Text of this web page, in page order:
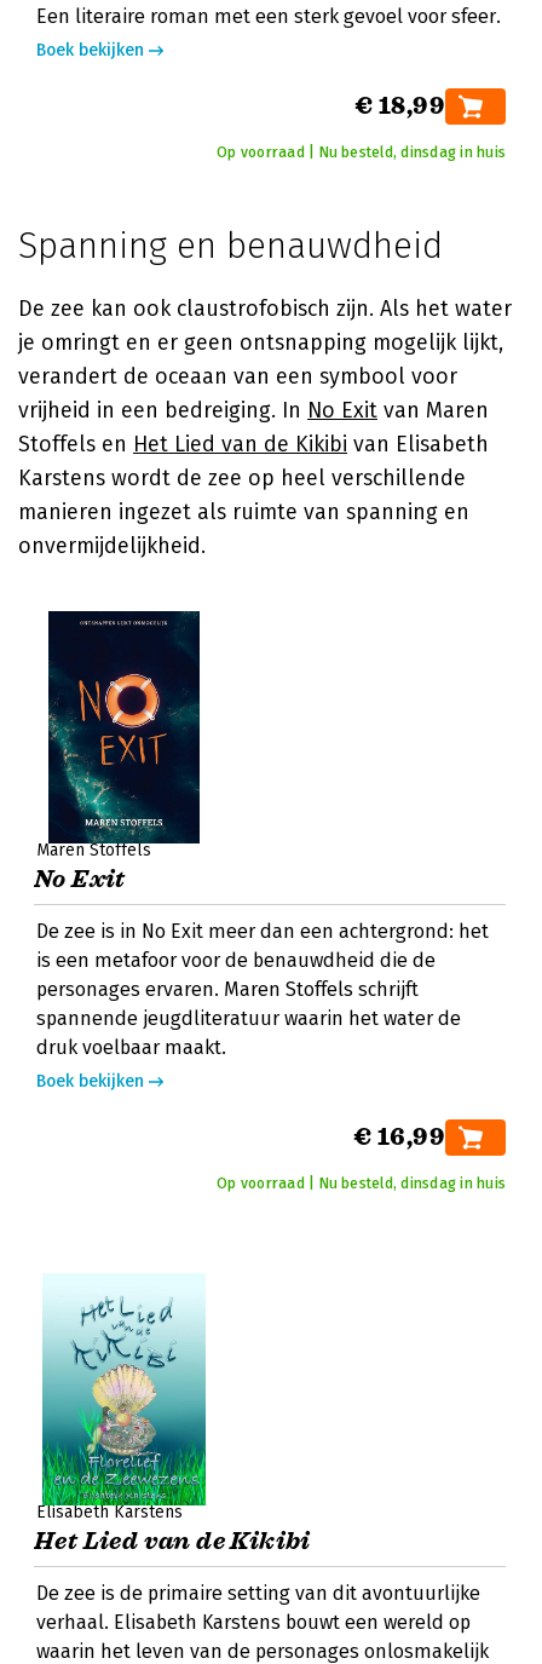
Een literaire roman met een sterk gevoel voor sfeer.
Boek bekijken
€ 18,99
Op voorraad | Nu besteld, dinsdag in huis
Spanning en benauwdheid
De zee kan ook claustrofobisch zijn. Als het water
je omringt en er geen ontsnapping mogelijk lijkt,
verandert de oceaan van een symbool voor
vrijheid in een bedreiging. In No Exit van Maren
Stoffels en Het Lied van de Kikibi van Elisabeth
Karstens wordt de zee op heel verschillende
manieren ingezet als ruimte van spanning en
onvermijdelijkheid.
Maren Stoffels
No Exit
De zee is in No Exit meer dan een achtergrond: het
is een metafoor voor de benauwdheid die de
personages ervaren. Maren Stoffels schrijft
spannende jeugdliteratuur waarin het water de
druk voelbaar maakt.
Boek bekijken
€ 16,99
Op voorraad | Nu besteld, dinsdag in huis
Elisabeth Karstens
Het Lied van de Kikibi
De zee is de primaire setting van dit avontuurlijke
verhaal. Elisabeth Karstens bouwt een wereld op
waarin het leven van de personages onlosmakelijk